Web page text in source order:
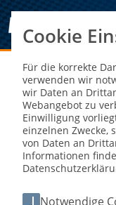
Sie sind hier: NEWS
Silber für
08. Apr 2024
Cookie
Für die korrekte
verwenden wir
wir Daten an
Webangebot zu
Einwilligung
einzelnen Zwecke,
von Daten an
Informationen
Notwendige